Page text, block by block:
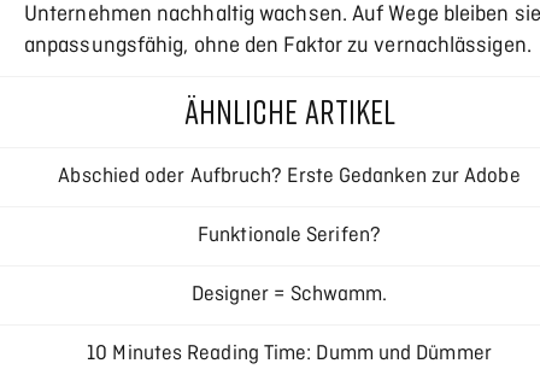
Unternehmen nachhaltig wachsen. Auf Wege bleiben sie
anpassungsfähig, ohne den Faktor zu vernachlässigen.
ÄHNLICHE ARTIKEL
Abschied oder Aufbruch? Erste Gedanken zur Adobe
Creative Cloud
Funktionale Serifen?
Designer = Schwamm.
10 Minutes Reading Time: Dumm und Dümmer